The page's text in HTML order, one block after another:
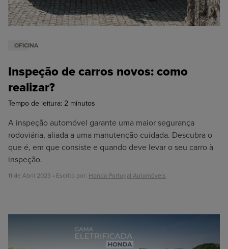
OFICINA
Inspeção de carros novos: como
realizar?
Tempo de leitura: 2 minutos
A inspeção automóvel garante uma maior segurança
rodoviária, aliada a uma manutenção cuidada. Descubra o
que é, em que consiste e quando deve levar o seu carro à
inspeção.
11 de Abril 2023 • Escrito por: Honda Portugal Automóveis